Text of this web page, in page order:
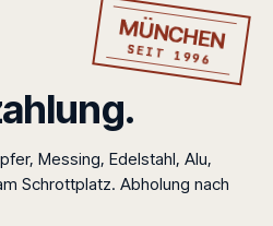
MÜNCHEN
SEIT 1996
Messing, Edelstahl, Alu,
Schrottplatz. Abholung nach